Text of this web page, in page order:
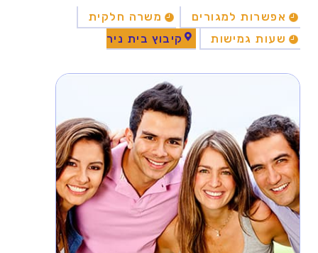
אפשרות למגורים
משרה חלקית
שעות גמישות
קיבוץ בית ניר